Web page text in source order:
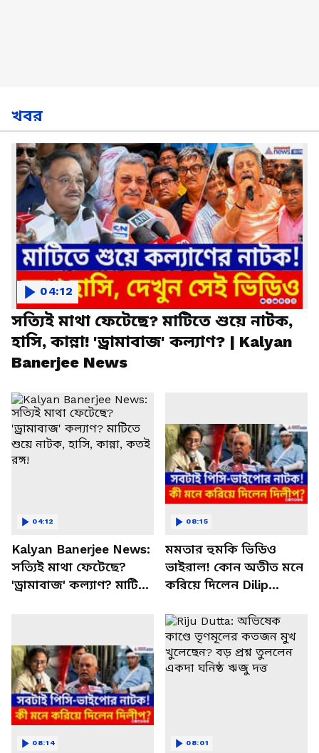
খবর
সত্যিই মাথা ফেটেছে? মাটিতে শুয়ে নাটক,
হাসি, কান্না! 'ড্রামাবাজ' কল্যাণ? | Kalyan
Banerjee News
04:12
Kalyan Banerjee News:
সত্যিই মাথা ফেটেছে?
'ড্রামাবাজ' কল্যাণ? মাটিতে
04:12
মমতার হুমকি ভিডিও
ভাইরাল! কোন অতীত মনে
করিয়ে দিলেন Dilip
Banerjee | Mamata
Banerjee
08:15
08:14 08:01